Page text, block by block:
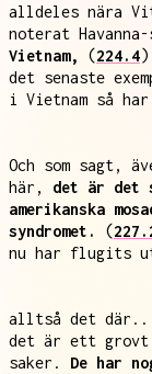
alldeles nära
noterat
Vietnam,
(224.4)
det senaste
i Vietnam så har
Och som sagt,
här, det är det
amerikanska
syndromet.
(
nu har flugits
alltså det
det är ett grovt
saker. De har